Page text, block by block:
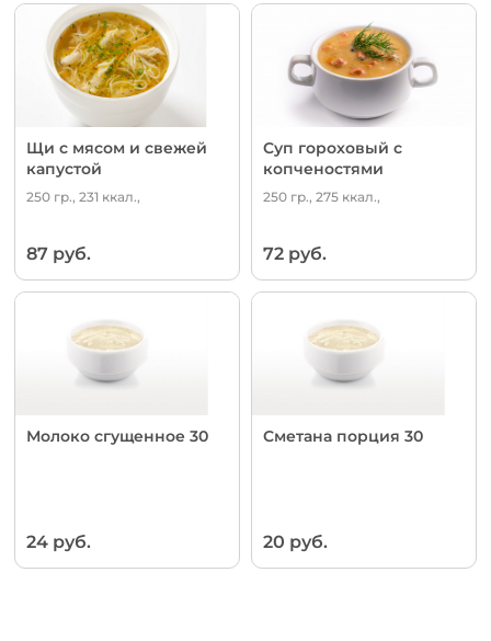
Щи с мясом и свежей
капустой
250 гр., 231 ккал.,
87 руб.
Суп гороховый с
копченостями
250 гр., 275 ккал.,
72 руб.
Молоко сгущенное 30
24 руб.
Сметана порция 30
20 руб.